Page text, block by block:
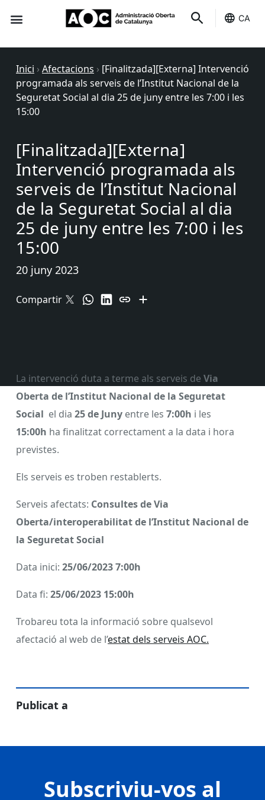
CA
Inici › Afectacions › [Finalitzada][Externa] Intervenció
programada als serveis de l’Institut Nacional de la
Seguretat Social al dia 25 de juny entre les 7:00 i les
15:00
[Finalitzada][Externa]
Intervenció programada als
serveis de l’Institut Nacional
de la Seguretat Social al dia
25 de juny entre les 7:00 i les
15:00
20 juny 2023
Compartir
La intervenció duta a terme als serveis de Via
Oberta de l’Institut Nacional de la Seguretat
Social el dia 25 de Juny entre les 7:00h i les
15:00h ha finalitzat correctament a la data i hora
previstes.
Els serveis es troben restablerts.
Serveis afectats: Consultes de Via
Oberta/interoperabilitat de l’Institut Nacional de
la Seguretat Social
Data inici: 25/06/2023 7:00h
Data fi: 25/06/2023 15:00h
Trobareu tota la informació sobre qualsevol
afectació al web de l’estat dels serveis AOC.
Publicat a
Subscriviu-vos al